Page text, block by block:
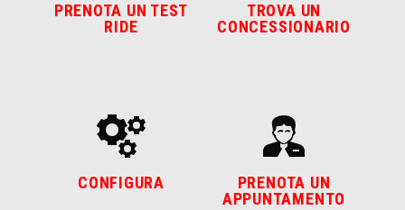
PRENOTA UN TEST
RIDE
TROVA UN
CONCESSIONARIO
CONFIGURA
PRENOTA UN
APPUNTAMENTO